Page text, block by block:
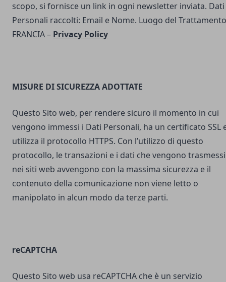
scopo, si fornisce un link in ogni newsletter inviata. Dati
Personali raccolti: Email e Nome. Luogo del
FRANCIA – Privacy Policy
MISURE DI SICUREZZA ADOTTATE
Questo Sito web, per rendere sicuro il momento in cui
vengono immessi i Dati Personali, ha un certificato SSL
utilizza il protocollo HTTPS. Con l’utilizzo di questo
protocollo, le transazioni e i dati che vengono trasmessi
nei siti web avvengono con la massima sicurezza e il
contenuto della comunicazione non viene letto o
manipolato in alcun modo da terze parti.
reCAPTCHA
Questo Sito web usa reCAPTCHA che è un servizio